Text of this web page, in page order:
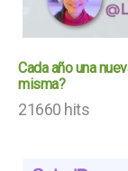
Cada año una
misma?
21660 hits